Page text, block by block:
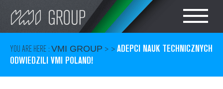
Search
YOU ARE HERE : VMI GROUP > >ADEPCI NAUK TECHNICZNYCH
ODWIEDZILI VMI POLAND!